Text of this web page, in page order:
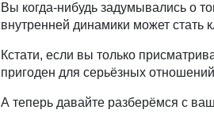
Вы когда-нибудь задумывались о
внутренней динамики может стать
Кстати, если вы только
пригоден для серьёзных
А теперь давайте разберёмся с